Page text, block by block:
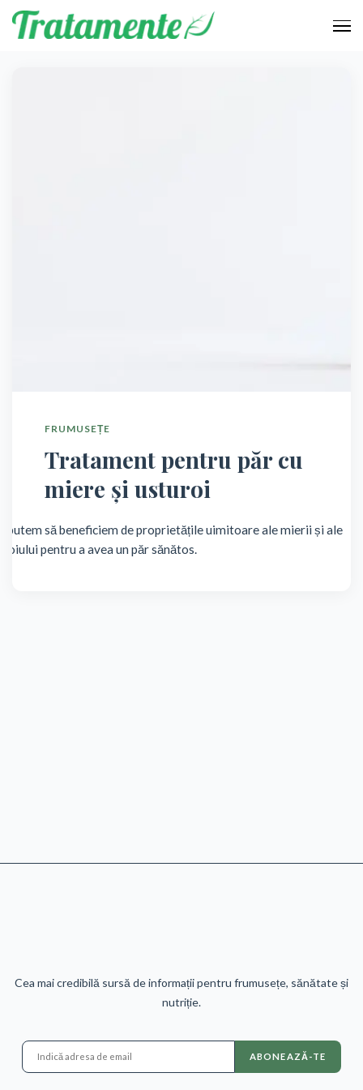
FRUMUSEȚE
Tratament pentru păr cu
miere și usturoi
putem să beneficiem de proprietățile uimitoare ale mierii și ale
pentru a avea un păr sănătos.
Cea mai credibilă sursă de informații pentru frumusețe, sănătate și
nutriție.
ABONEAZĂ-TE